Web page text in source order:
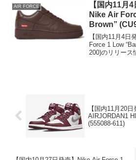
AIR FORCE
【国内11月
Nike Air
【国内11月4日
Force 1 Low
200)のリリース
【国内11月20
AIRJORDAN1
(555088-611)